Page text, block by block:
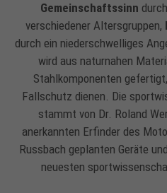
Gemeinschaftssinn
verschiedener Altersgruppen,
durch ein niederschwelliges
wird aus naturnahen
Stahlkomponenten
Fallschutz dienen. Die
stammt von Dr. Roland
anerkannten Erfinder des
Russbach geplanten Geräte
neuesten